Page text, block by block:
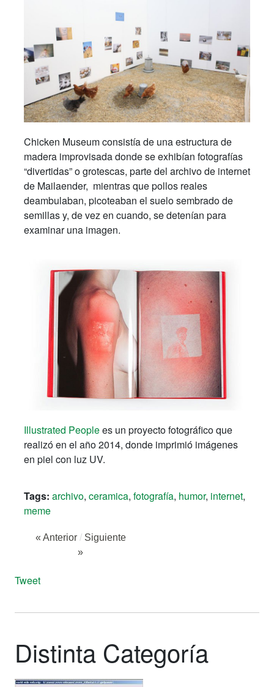
Chicken Museum consistía de una estructura de
madera improvisada donde se exhibían fotografías
“divertidas” o grotescas, parte del archivo de internet
de Mailaender, mientras que pollos reales
deambulaban, picoteaban el suelo sembrado de
semillas y, de vez en cuando, se detenían para
examinar una imagen.
Illustrated Peoplees un proyecto fotográfico que
realizó en el año 2014, donde imprimió imágenes
en piel con luz UV.
Tags: archivo, ceramica, fotografía, humor, internet,
meme
« Anterior / Siguiente
»
Tweet
Distinta Categoría